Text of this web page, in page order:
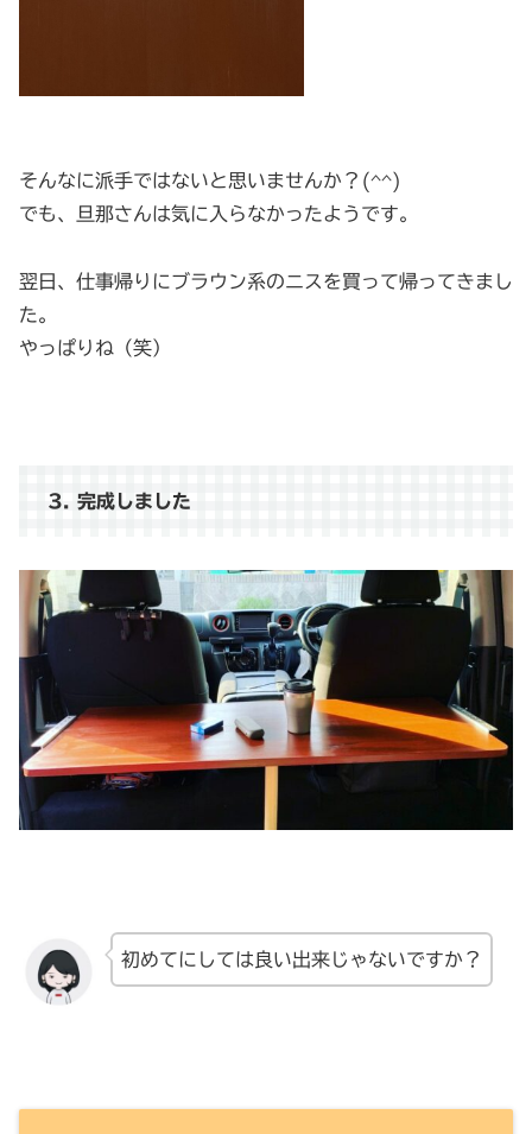
そんなに派手ではないと思いませんか？(^^)
でも、旦那さんは気に入らなかったようです。
翌日、仕事帰りにブラウン系のニスを買って帰ってきまし
た。
やっぱりね（笑）
3. 完成しました
初めてにしては良い出来じゃないですか？